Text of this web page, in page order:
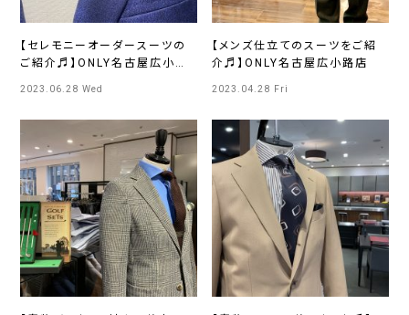
【セレモニーオーダースーツの
ご紹介♬】ONLY名古屋広小路
2023.06.28 Wed
【メンズ仕立てのスーツをご紹
介♬】ONLY名古屋広小路店
2023.04.28 Fri